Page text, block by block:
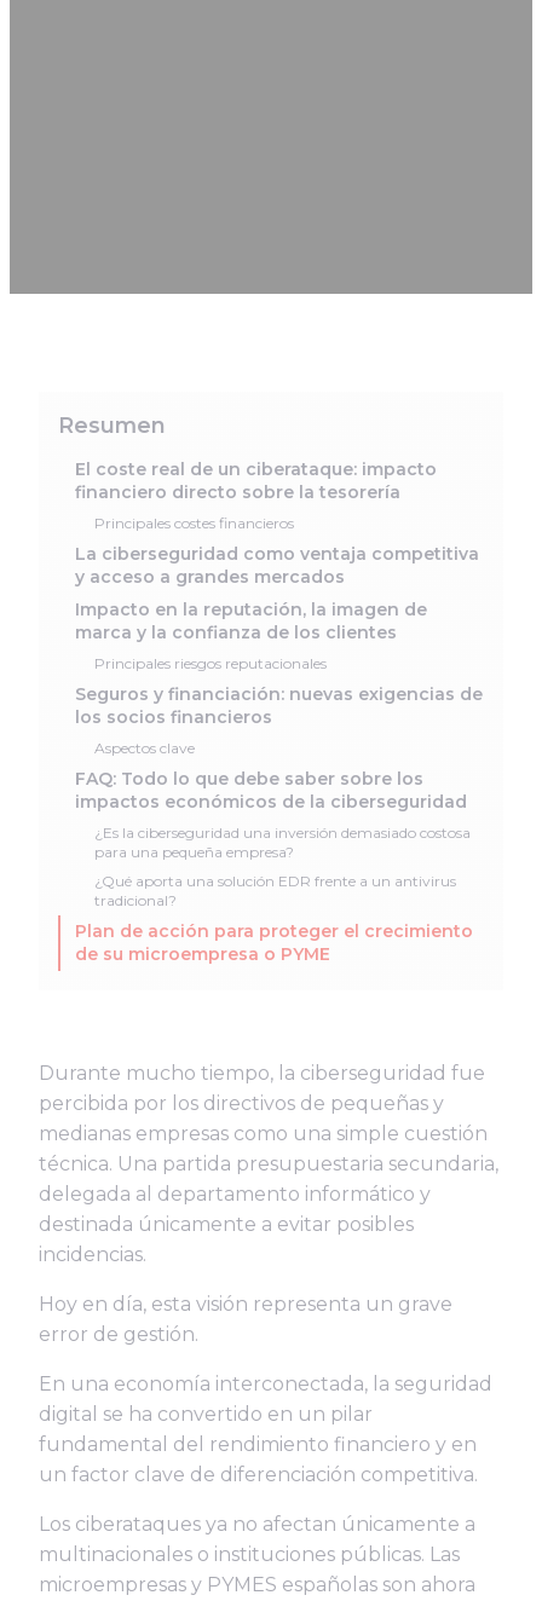
Durante mucho tiempo, la ciberseguridad fue
percibida por los directivos de pequeñas y
medianas empresas como una simple cuestión
técnica. Una partida presupuestaria secundaria,
delegada al departamento informático y
destinada únicamente a evitar posibles
incidencias.
Hoy en día, esta visión representa un grave
error de gestión.
En una economía interconectada, la seguridad
digital se ha convertido en un pilar
fundamental del rendimiento financiero y en
un factor clave de diferenciación competitiva.
Los ciberataques ya no afectan únicamente a
multinacionales o instituciones públicas. Las
microempresas y PYMES españolas son ahora
Resumen
El coste real de un ciberataque: impacto
financiero directo sobre la tesorería
Principales costes financieros
La ciberseguridad como ventaja competitiva
y acceso a grandes mercados
Impacto en la reputación, la imagen de
marca y la confianza de los clientes
Principales riesgos reputacionales
Seguros y financiación: nuevas exigencias de
los socios financieros
Aspectos clave
FAQ: Todo lo que debe saber sobre los
impactos económicos de la ciberseguridad
¿Es la ciberseguridad una inversión demasiado costosa
para una pequeña empresa?
¿Qué aporta una solución EDR frente a un antivirus
tradicional?
Plan de acción para proteger el crecimiento
de su microempresa o PYME